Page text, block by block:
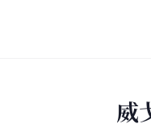
威